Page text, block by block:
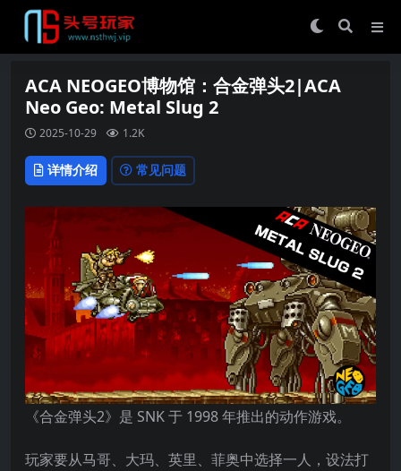
ACA NEOGEO博物馆：合金弹头2|ACA
Neo Geo: Metal Slug 2
2025-10-29 1.2K
详情介绍 常见问题
《合金弹头2》是 SNK 于 1998 年推出的动作游戏。
玩家要从马哥、大玛、英里、菲奥中选择一人，设法打